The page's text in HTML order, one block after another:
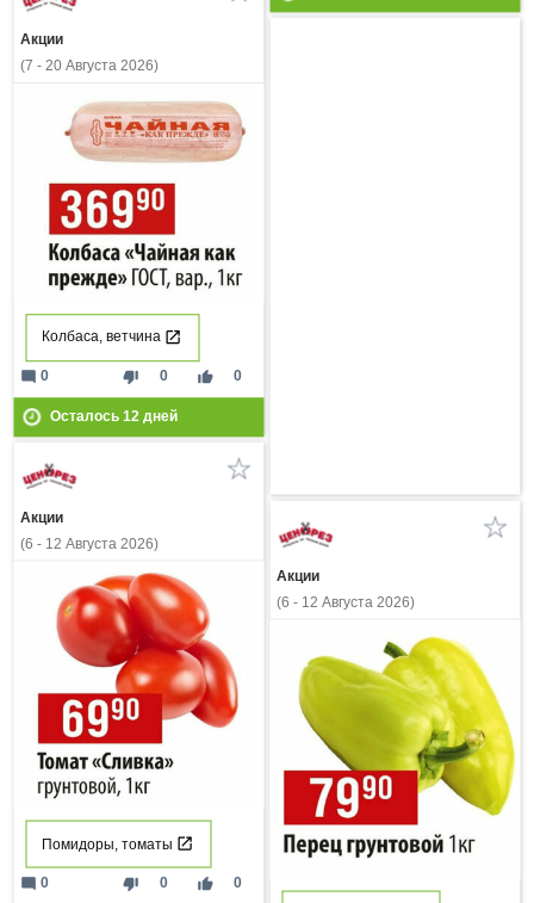
Акции
(7 - 20 Августа 2026)
Колбаса, ветчина
thumb_down 0 thumb_up 0
mode_comment 0
Осталось 12дней
Акции
(6 - 12 Августа 2026)
Помидоры, томаты
thumb_down 0 thumb_up 0
mode_comment 0
Акции
(6 - 12 Августа 2026)